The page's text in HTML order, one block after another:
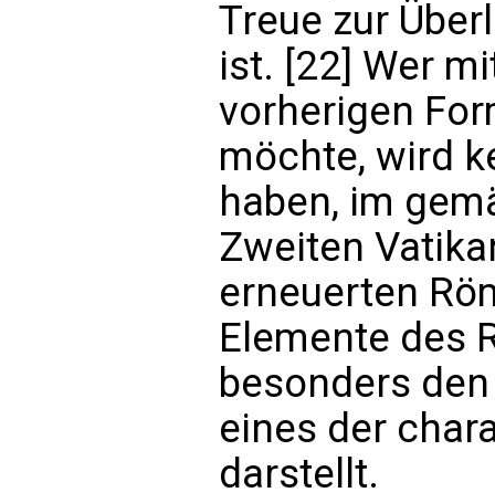
Treue zur
ist. [22] Wer
vorherigen
möchte, wird
haben, im
Zweiten
erneuerten
Elemente des
besonders
eines der
darstellt.